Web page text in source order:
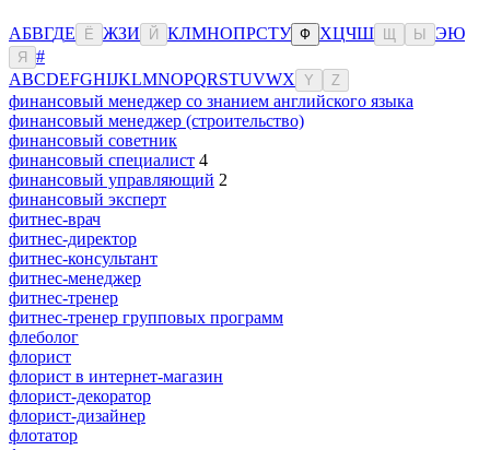
АБВГДЕ Ё ЖЗИ Й КЛМНОПРСТУ Ф ХЦЧШ Ы ЭЮ
Я
#
ABCDEFGHIJKLMNOPQRSTUVWX Y Z
финансовый менеджер со знанием английского языка
финансовый менеджер (строительство)
финансовый советник
финансовый специалист 4
финансовый управляющий 2
финансовый эксперт
фитнес-врач
фитнес-директор
фитнес-консультант
фитнес-менеджер
фитнес-тренер
фитнес-тренер групповых программ
флеболог
флорист
флорист в интернет-магазин
флорист-декоратор
флорист-дизайнер
флотатор